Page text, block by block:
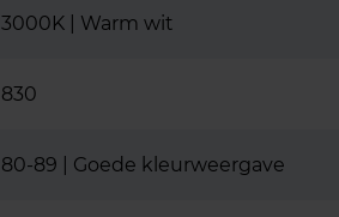
3000K | Warm wit
830
80-89 | Goede kleurweergave